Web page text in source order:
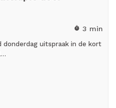
timer 3 min
donderdag uitspraak in de kort